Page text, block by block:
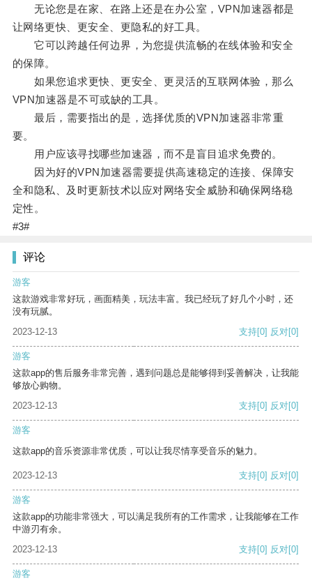
无论您是在家、在路上还是在办公室，VPN加速器都是
让网络更快、更安全、更隐私的好工具。
它可以跨越任何边界，为您提供流畅的在线体验和安全
的保障。
如果您追求更快、更安全、更灵活的互联网体验，那么
VPN加速器是不可或缺的工具。
最后，需要指出的是，选择优质的VPN加速器非常重
要。
用户应该寻找哪些加速器，而不是盲目追求免费的。
因为好的VPN加速器需要提供高速稳定的连接、保障安
全和隐私、及时更新技术以应对网络安全威胁和确保网络稳
定性。
#3#
评论
游客
这款游戏非常好玩，画面精美，玩法丰富。我已经玩了好几个小时，还
没有玩腻。
2023-12-13
支持[0] 反对[0]
游客
这款app的售后服务非常完善，遇到问题总是能够得到妥善解决，让我能
够放心购物。
2023-12-13
支持[0] 反对[0]
游客
这款app的音乐资源非常优质，可以让我尽情享受音乐的魅力。
2023-12-13 支持[0] 反对[0]
游客
这款app的功能非常强大，可以满足我所有的工作需求，让我能够在工作
中游刃有余。
2023-12-13
支持[0] 反对[0]
游客